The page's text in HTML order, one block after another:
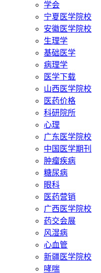
学会
宁夏医学院校
安徽医学院校
生理学
基础医学
病理学
医学下载
山西医学院校
医药价格
科研院所
心理
广东医学院校
中国医学期刊
肿瘤疾病
糖尿病
眼科
医药营销
广西医学院校
药交会展
风湿病
心血管
新疆医学院校
哮喘